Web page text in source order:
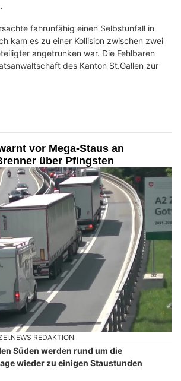
fahrunfähig einen Selbstunfall in
kam es zu einer Kollision zwischen zwei
angetrunken war. Die Fehlbaren
des Kanton St.Gallen zur
vor Mega-Staus an
über Pfingsten
REDAKTION
Süden werden rund um die
wieder zu einigen Staustunden